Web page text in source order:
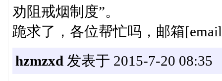
劝阻戒烟制度”。
跪求了，各位帮忙吗，邮箱
hzmzxd 发表于 2015-7-20 08:35